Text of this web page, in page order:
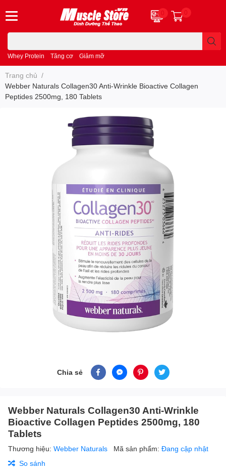
Whey Protein Tăng cơ Giảm mỡ
0 0
Trang chủ /
Webber Naturals Collagen30 Anti-Wrinkle Bioactive Collagen
Peptides 2500mg, 180 Tablets
Chia sẻ
Webber Naturals Collagen30 Anti-Wrinkle
Bioactive Collagen Peptides 2500mg, 180
Tablets
Thương hiệu: Webber Naturals Mã sản phẩm: Đang cập nhật
So sánh